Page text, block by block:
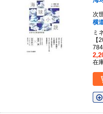
次
横
ミ
在